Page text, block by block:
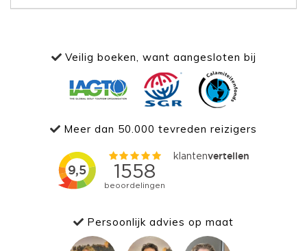
Veilig boeken, want aangesloten bij
Meer dan 50.000 tevreden reizigers
Persoonlijk advies op maat